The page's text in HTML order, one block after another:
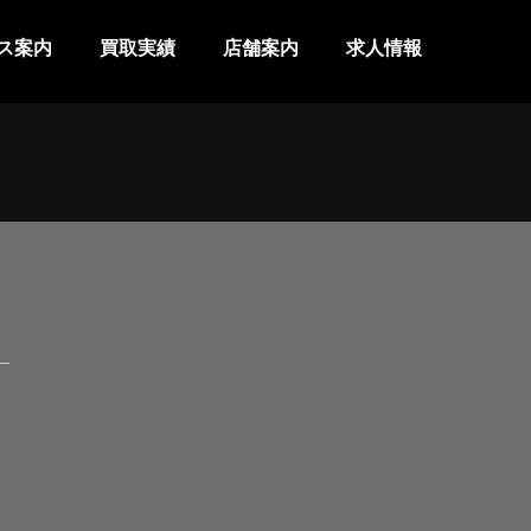
案内 買取実績 店舗案内 求人情報